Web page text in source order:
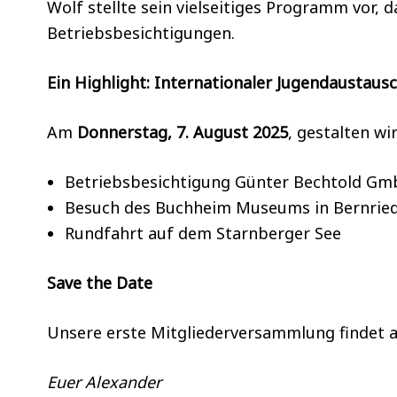
Wolf stellte sein vielseitiges Programm vor,
Betriebsbesichtigungen.
Ein Highlight: Internationaler
Am Donnerstag, 7. August 2025, gestalten
Betriebsbesichtigung Günter Bechtold
Besuch des Buchheim Museums in
Rundfahrt auf dem Starnberger See
Save the Date
Unsere erste Mitgliederversammlung findet
Euer Alexander